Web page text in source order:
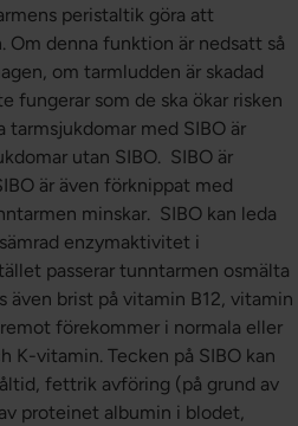
peristaltik göra att
denna funktion är nedsatt så
om tarmludden är skadad
fungerar som de ska ökar risken
med SIBO är
utan SIBO. SIBO är
är även förknippat med
minskar. SIBO kan leda
enzymaktivitet i
passerar tunntarmen osmälta
även brist på vitamin B12, vitamin
förekommer i normala eller
K-vitamin. Tecken på SIBO kan
fettrik avföring (på grund av
proteinet albumin i blodet,